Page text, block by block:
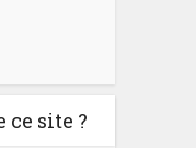
ce site ?